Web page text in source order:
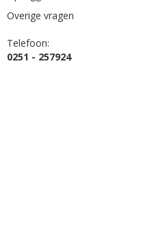
Overige vragen
Telefoon:
0251 - 257924